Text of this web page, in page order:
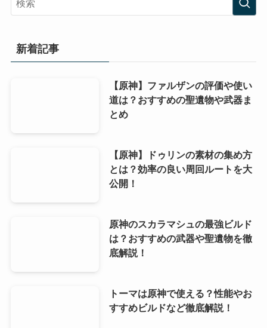
新着記事
【原神】ファルザンの評価や使い
道は？おすすめの聖遺物や武器ま
とめ
【原神】ドゥリンの素材の集め方
とは？効率の良い周回ルートを大
公開！
原神のスカラマシュの最強ビルド
は？おすすめの武器や聖遺物を徹
底解説！
トーマは原神で使える？性能やお
すすめビルドなど徹底解説！